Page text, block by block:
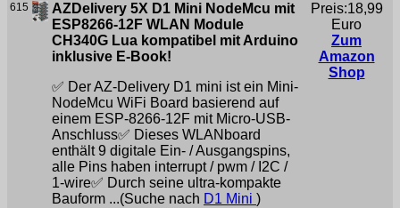
615
AZDelivery 5X D1 Mini NodeMcu mit
ESP8266-12F WLAN Module
CH340G Lua kompatibel mit Arduino
inklusive E-Book!
✅ Der AZ-Delivery D1 mini ist ein Mini-
NodeMcu WiFi Board basierend auf
einem ESP-8266-12F mit Micro-USB-
Anschluss✅ Dieses WLANboard
enthält 9 digitale Ein- / Ausgangspins,
alle Pins haben interrupt / pwm / I2C /
1-wire✅ Durch seine ultra-kompakte
Bauform ...(Suche nach D1 Mini )
Preis:18,99
Euro
Zum
Amazon
Shop